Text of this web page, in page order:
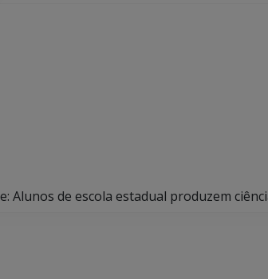
Alunos de escola estadual produzem